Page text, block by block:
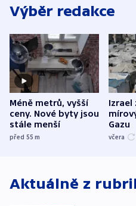
Výběr redakce
Méně metrů, vyšší
ceny. Nové byty jsou
stále menší
před 55m
Izrael
Gazu
včera
Aktuálně z